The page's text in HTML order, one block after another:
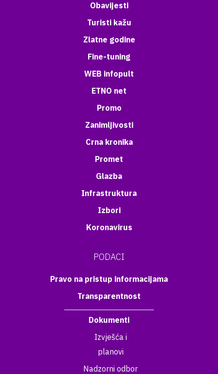
Obavijesti
Turisti kažu
Zlatne godine
Fine-tuning
WEB infopult
ETNO net
Promo
Zanimljivosti
Crna kronika
Promet
Glazba
Infrastruktura
Izbori
Koronavirus
PODACI
Pravo na pristup informacijama
Transparentnost
Dokumenti
Izvješća i
planovi
Nadzorni odbor